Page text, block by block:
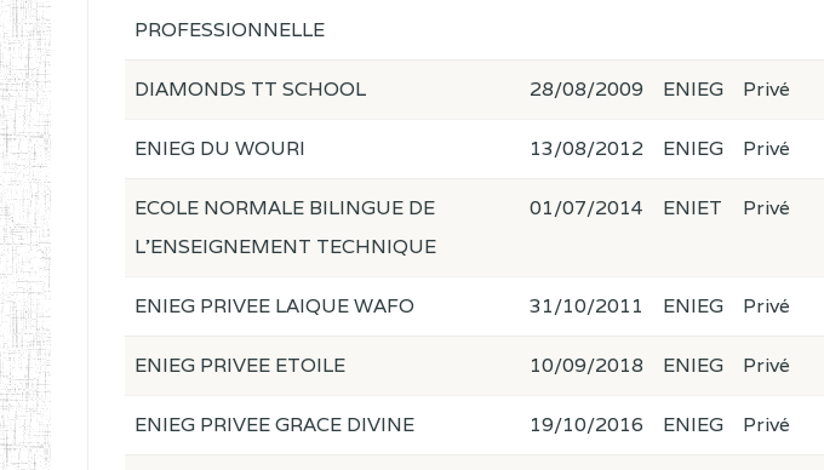
PROFESSIONNELLE
DIAMONDS TT SCHOOL 28/08/2009 ENIEG Privé
ENIEG DU WOURI 13/08/2012 ENIEG Privé
ECOLE NORMALE BILINGUE DE
L'ENSEIGNEMENT TECHNIQUE
01/07/2014 ENIET Privé
ENIEG PRIVEE LAIQUE WAFO 31/10/2011 ENIEG Privé
ENIEG PRIVEE ETOILE 10/09/2018 ENIEG Privé
ENIEG PRIVEE GRACE DIVINE 19/10/2016 ENIEG Privé